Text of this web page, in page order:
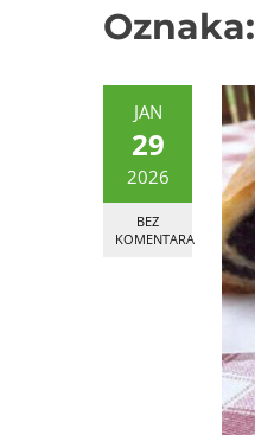
Oznaka:
JAN
29
2026
BEZ
KOMENTARA